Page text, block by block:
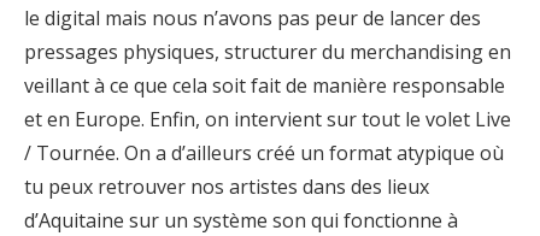
le digital mais nous n’avons pas peur de lancer des
pressages physiques, structurer du merchandising en
veillant à ce que cela soit fait de manière responsable
et en Europe. Enfin, on intervient sur tout le volet Live
/ Tournée. On a d’ailleurs créé un format atypique où
tu peux retrouver nos artistes dans des lieux
d’Aquitaine sur un système son qui fonctionne à